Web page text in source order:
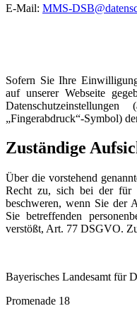
E-Mail: MMS-
Sofern Sie Ihre
auf unserer Webseite
„Fingerabdruck“-Symbol)
Zuständige
Über die vorstehend
Recht zu, sich bei der für
beschweren, wenn Sie der
Sie betreffenden
verstößt, Art. 77 DSGVO.
Bayerisches Landesamt für
Promenade 18